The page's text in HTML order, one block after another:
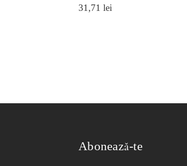
31,71 lei
Abonează-te